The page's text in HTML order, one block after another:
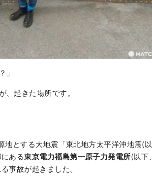
」
、起きた場所です。
地とする大地震「東北地方太平洋沖地震(以
ある東京電力福島第一原子力発電所(以下、
事故が起きました。